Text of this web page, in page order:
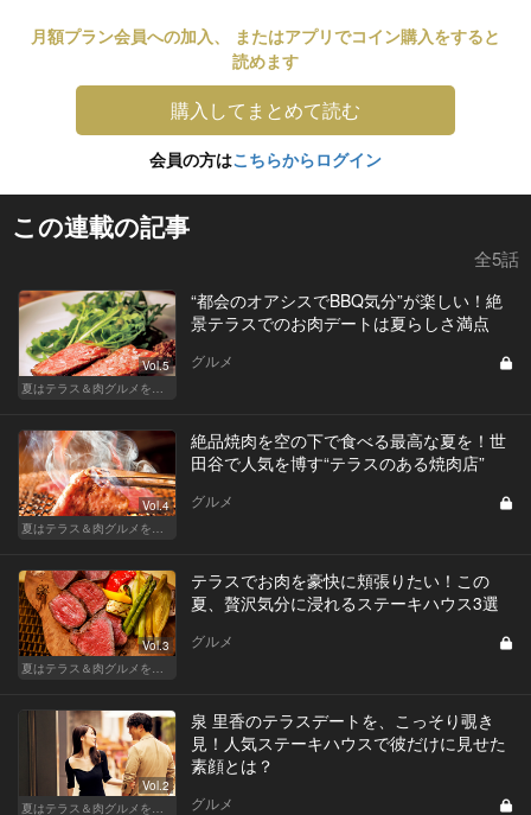
月額プラン会員への加入、 またはアプリでコイン購入をすると
読めます
購入してまとめて読む
会員の方はこちらからログイン
この連載の記事
全5話
Vol.5
“都会のオアシスでBBQ気分”が楽しい！絶
景テラスでのお肉デートは夏らしさ満点
グルメ
Vol.4
絶品焼肉を空の下で食べる最高な夏を！世
田谷で人気を博す“テラスのある焼肉店”
グルメ
Vol.3
テラスでお肉を豪快に頬張りたい！この
夏、贅沢気分に浸れるステーキハウス3選
グルメ
Vol.2
泉 里香のテラスデートを、こっそり覗き
見！人気ステーキハウスで彼だけに見せた
素顔とは？
グルメ